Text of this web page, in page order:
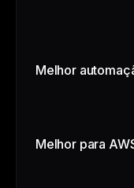
Melhor
Melhor para